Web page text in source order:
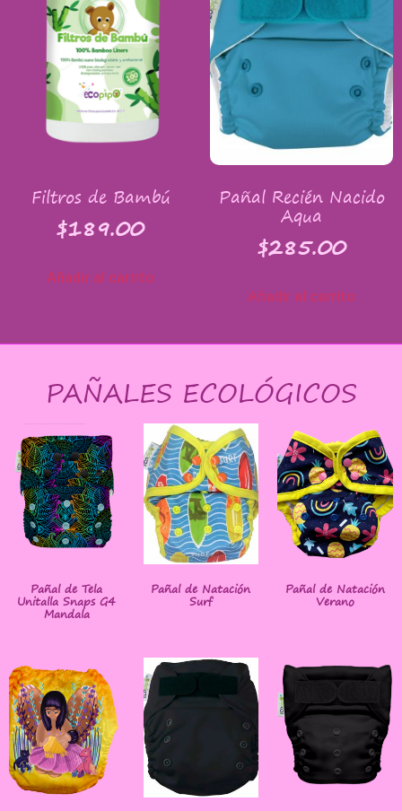
Filtros de Bambú
$189.00
Añadir al carrito
Pañal Recién Nacido
Aqua
$285.00
Añadir al carrito
PAÑALES ECOLÓGICOS
Pañal de Tela
Unitalla Snaps G4
Mandala
Pañal de Natación
Surf
Pañal de Natación
Verano